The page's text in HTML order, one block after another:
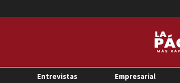
Entrevistas Empresarial